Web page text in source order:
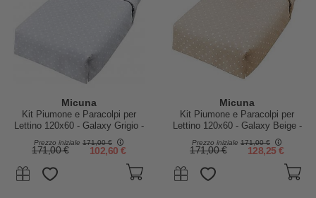
Micuna
Kit Piumone e Paracolpi per
Lettino 120x60 - Galaxy Grigio -
Prezzo iniziale 171,00 €
171,00 € 102,60 €
Micuna
Kit Piumone e Paracolpi per
Lettino 120x60 - Galaxy Beige -
Prezzo iniziale 171,00 €
171,00 € 128,25 €